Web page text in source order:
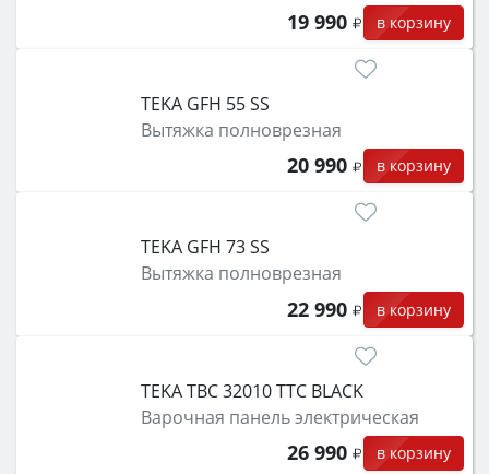
19 990 в корзину
TEKA GFH 55 SS
Вытяжка полноврезная
20 990 в корзину
TEKA GFH 73 SS
Вытяжка полноврезная
22 990 в корзину
TEKA TBC 32010 TTC BLACK
Варочная панель электрическая
26 990 в корзину